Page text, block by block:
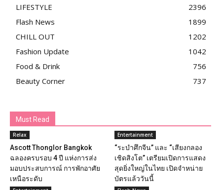
LIFESTYLE
2396
Flash News
1899
CHILL OUT
1202
Fashion Update
1042
Food & Drink
756
Beauty Corner
737
Must Read
Relax
Ascott Thonglor Bangkok
ฉลองครบรอบ 4 ปี แห่งการส่ง
มอบประสบการณ์ การพักอาศัย
เหนือระดับ
Entertainment
“ระบำศึกจีน” และ “เสียงกลอง
เชิดสิงโต” เตรียมเปิดการแสดง
สุดยิ่งใหญ่ในไทย เปิดจำหน่าย
บัตรแล้ววันนี้